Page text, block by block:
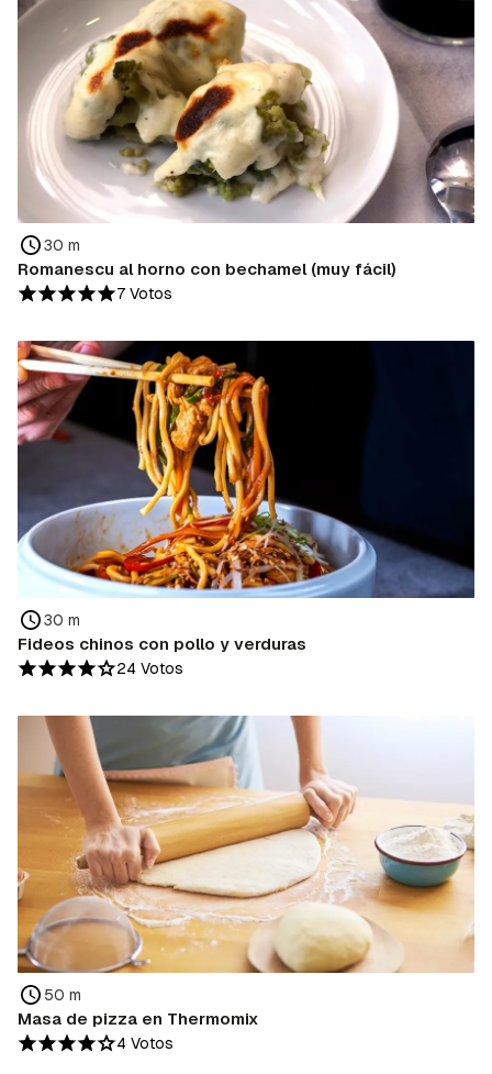
30 m
Romanescu al horno con bechamel (muy fácil)
7 Votos
30 m
Fideos chinos con pollo y verduras
24 Votos
50 m
Masa de pizza en Thermomix
4 Votos